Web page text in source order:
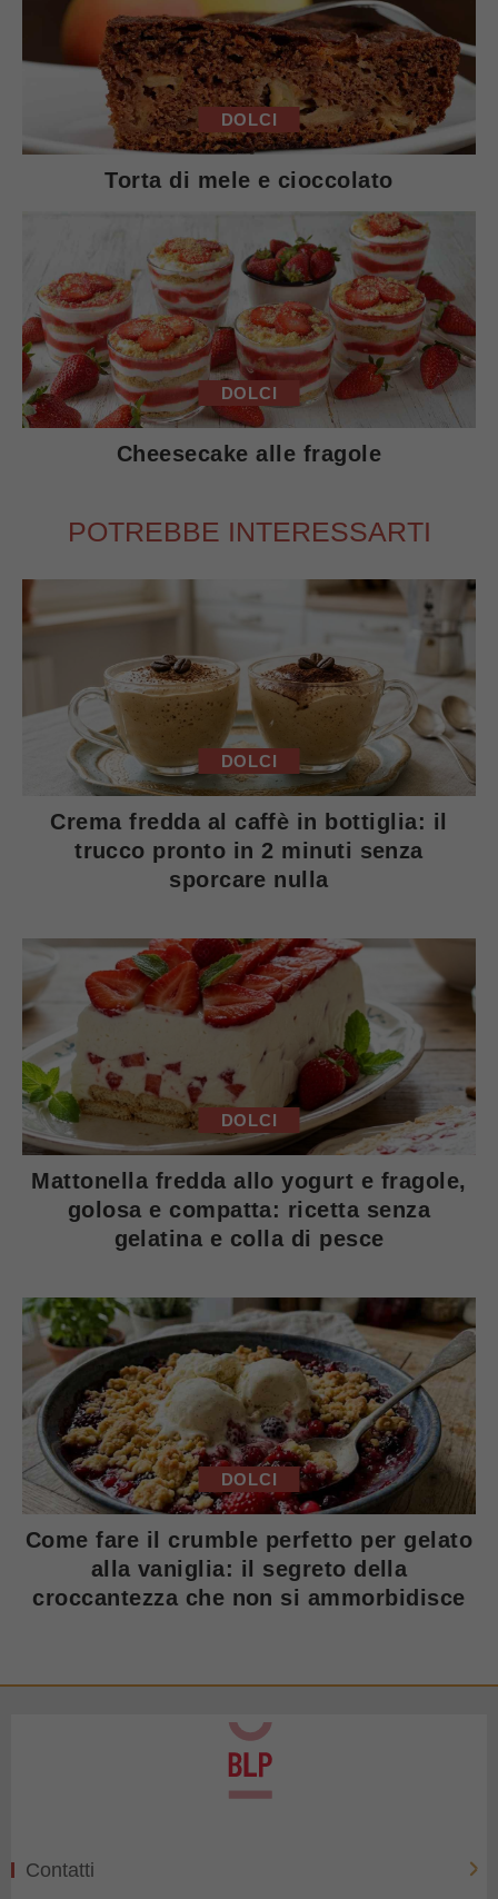
DOLCI
Torta di mele e cioccolato
DOLCI
Cheesecake alle fragole
POTREBBE INTERESSARTI
DOLCI
Crema fredda al caffè in bottiglia: il
trucco pronto in 2 minuti senza
sporcare nulla
DOLCI
Mattonella fredda allo yogurt e fragole,
golosa e compatta: ricetta senza
gelatina e colla di pesce
DOLCI
Come fare il crumble perfetto per gelato
alla vaniglia: il segreto della
croccantezza che non si ammorbidisce
Contatti